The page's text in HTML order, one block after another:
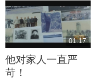
01:17
他对家人一直严
苛！